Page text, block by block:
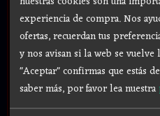
experiencia de compra. Nos
ofertas, recuerdan tus
y nos avisan si la web se
"Aceptar" confirmas que estás
saber más, por favor lea nuestra